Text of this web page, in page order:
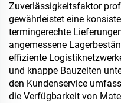
Zuverlässigkeitsfaktor
gewährleistet eine
termingerechte
angemessene
effiziente
und knappe Bauzeiten
den Kundenservice
die Verfügbarkeit von